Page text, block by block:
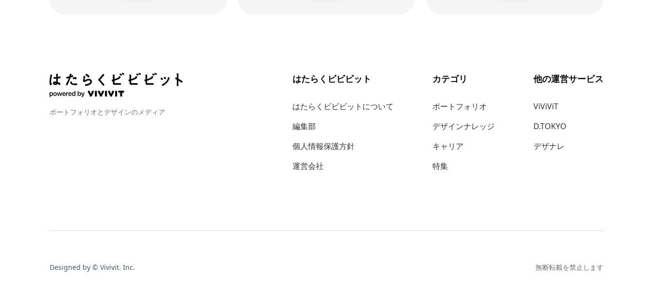
ポートフォリオとデザインのメディア
はたらくビビビット
はたらくビビビットについて
編集部
個人情報保護方針
運営会社
カテゴリ
ポートフォリオ
デザインナレッジ
キャリア
特集
他の運営サービス
ViViViT
D.TOKYO
デザナレ
Designed by © Vivivit. Inc. 無断転載を禁止します